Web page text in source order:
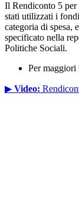
Il Rendiconto 5 per
stati utilizzati i
categoria di spesa,
specificato nella
Politiche Sociali.
Per
▶ Video: